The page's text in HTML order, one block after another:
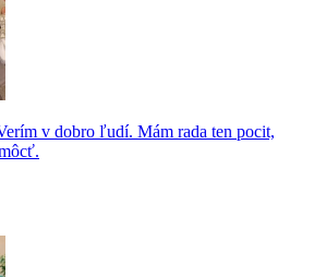
v dobro ľudí. Mám rada ten pocit,